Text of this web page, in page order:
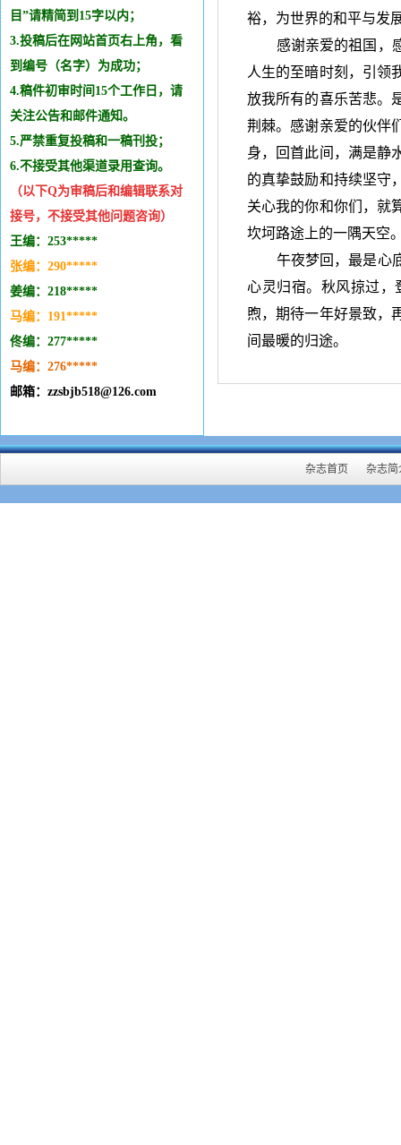
目”请精简到15字以内；
3.投稿后在网站首页右上角，看
到编号（名字）为成功；
4.稿件初审时间15个工作日，请
关注公告和邮件通知。
5.严禁重复投稿和一稿刊投；
6.不接受其他渠道录用查询。
（以下Q为审稿后和编辑联系对
接号，不接受其他问题咨询）
王编：253*****
张编：290*****
姜编：218*****
马编：191*****
佟编：277*****
马编：276*****
邮箱：zzsbjb518@126.com
裕，为世界的和平与发
感谢亲爱的祖国，
人生的至暗时刻，引领
放我所有的喜乐苦悲。
荆棘。感谢亲爱的伙伴
身，回首此间，满是静
的真挚鼓励和持续坚守
关心我的你和你们，就
坎坷路途上的一隅天空
午夜梦回，最是心
心灵归宿。秋风掠过，
煦，期待一年好景致，
间最暖的归途。
杂志首页 杂志简